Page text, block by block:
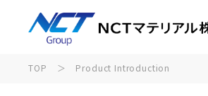
TOP ＞ Product Introduction